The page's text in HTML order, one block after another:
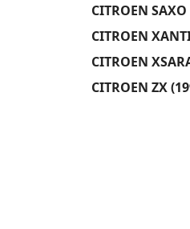
CITROEN
CITROEN
CITROEN
CITROEN ZX